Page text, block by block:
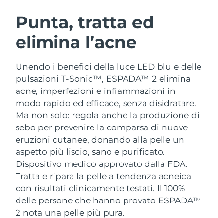
Punta, tratta ed
elimina l’acne
Unendo i benefici della luce LED blu e delle
pulsazioni T-Sonic™, ESPADA™ 2 elimina
acne, imperfezioni e infiammazioni in
modo rapido ed efficace, senza disidratare.
Ma non solo: regola anche la produzione di
sebo per prevenire la comparsa di nuove
eruzioni cutanee, donando alla pelle un
aspetto più liscio, sano e purificato.
Dispositivo medico approvato dalla FDA.
Tratta e ripara la pelle a tendenza acneica
con risultati clinicamente testati. Il 100%
delle persone che hanno provato ESPADA™
2 nota una pelle più pura.
LUNA™ 4 pacchetto
Anti-aging massage
LUNA™ 4 Plus
Massage, LED heating
LUNA™ 4 Men
For men, anti-aging massage
BEAR™ 2 pacchetto
Microcurrent toning
BEAR™ 2 go
Microcurrent toning on-the-go
BEAR™ 2 eyes & lips
Microcurrent line smoothing device
Idratazione
UFO™ 3 pacchetto
Deep facial hydration
UFO™ 3 LED
Near-infrared and red light therapy
device
Igiene orale
issa™ 4
Hybrid silicone sonic toothbrush
issa™ 4 plus
Smart hybrid silicone sonic toothbrush
TRATTAMENTI ANTI-AGE FAQ™
Anti-age Trattamenti LED
NEW
Austria Consegna stimata
Bahrein Consegna stimata
Belgio
Bermuda Consegna stimata8/14/26
Bosnia ed
Erzegovina
Consegna stimata 8/11/26
Brunei Consegna stimata8/13/26
Bulgaria Consegna stimata8/8/26
Canada Consegna stimata8/12/26
Cile